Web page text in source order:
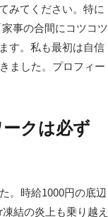
みてください。特に
事の合間にコツコツ
す。私も最初は自信
ました。プロフィー
クは必ず
。時給1000円の底辺
結の炎上も乗り越え